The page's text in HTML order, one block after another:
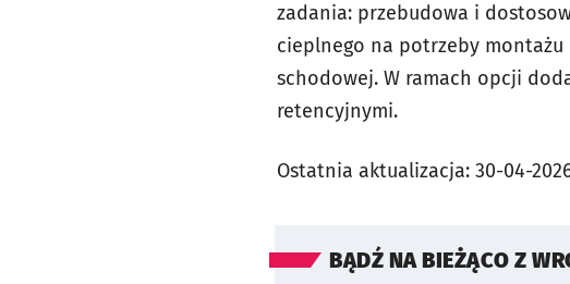
zadania: przebudowa i
cieplnego na potrzeby
schodowej. W ramach opcji
retencyjnymi.
Ostatnia aktualizacja: 30-04-
BĄDŹ NA BIEŻĄCO Z